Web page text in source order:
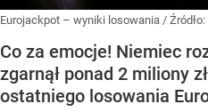
Eurojackpot – wyniki losowania / Źródło:
Co za emocje! Niemiec
zgarnął ponad 2 miliony
ostatniego losowania